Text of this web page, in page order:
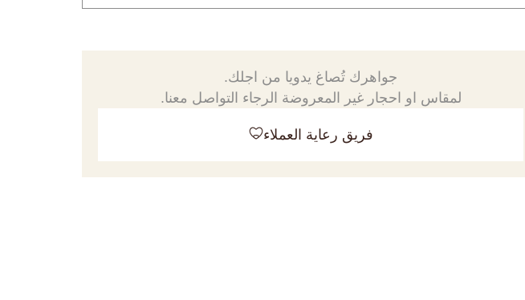
جواهرك تُصاغ يدويا من اجلك.
لمقاس او احجار غير المعروضة الرجاء التواصل معنا.
فريق رعاية العملاء